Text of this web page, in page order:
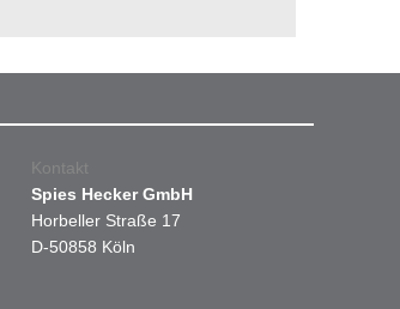
Kontakt
Spies Hecker GmbH
Horbeller Straße 17
D-50858 Köln